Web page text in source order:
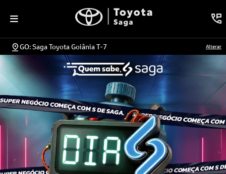
GO: Saga Toyota Goiânia T-7 Alterar